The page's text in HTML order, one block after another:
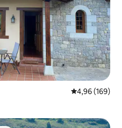
4,96 de
4,96 (169)